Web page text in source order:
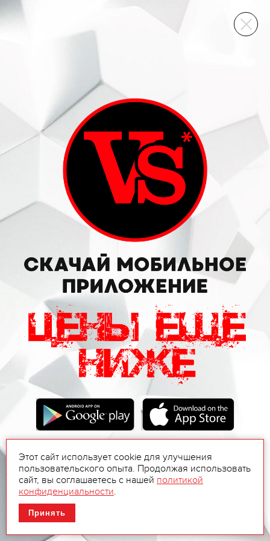
ВИННЫЙ СКЛАД
Этот сайт использует cookie для улучшения
пользовательского опыта. Продолжая использовать
сайт, вы соглашаетесь с нашей политикой
конфиденциальности.
Принять